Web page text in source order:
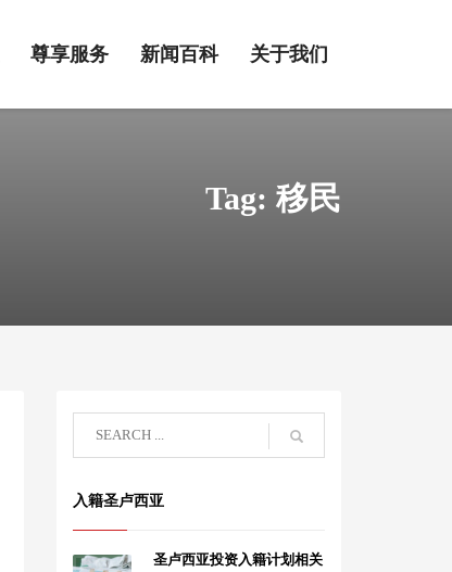
尊享服务 新闻百科 关于我们
Tag: 移民
入籍圣卢西亚
圣卢西亚投资入籍计划相关